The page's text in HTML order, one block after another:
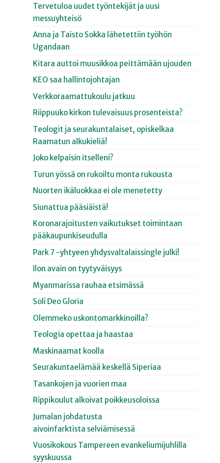
Tervetuloa uudet työntekijät ja uusi
messuyhteisö
Anna ja Taisto Sokka lähetettiin työhön
Ugandaan
Kitara auttoi muusikkoa peittämään ujouden
KEO saa hallintojohtajan
Verkkoraamattukoulu jatkuu
Riippuuko kirkon tulevaisuus prosenteista?
Teologit ja seurakuntalaiset, opiskelkaa
Raamatun alkukieliä!
Joko kelpaisin itselleni?
Turun yössä on rukoiltu monta rukousta
Nuorten ikäluokkaa ei ole menetetty
Siunattua pääsiäistä!
Koronarajoitusten vaikutukset toimintaan
pääkaupunkiseudulla
Park 7 -yhtyeen yhdysvaltalaissingle julki!
Ilon avain on tyytyväisyys
Myanmarissa rauhaa etsimässä
Soli Deo Gloria
Olemmeko uskontomarkkinoilla?
Teologia opettaa ja haastaa
Maskinaamat koolla
Seurakuntaelämää keskellä Siperiaa
Tasankojen ja vuorien maa
Rippikoulut alkoivat poikkeusoloissa
Jumalan johdatusta
aivoinfarktista selviämisessä
Vuosikokous Tampereen evankeliumijuhlilla
syyskuussa